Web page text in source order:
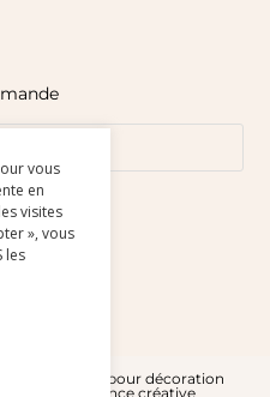
et cartes pour décoration
Doré - Agence créative
vous
en
visites
», vous
les